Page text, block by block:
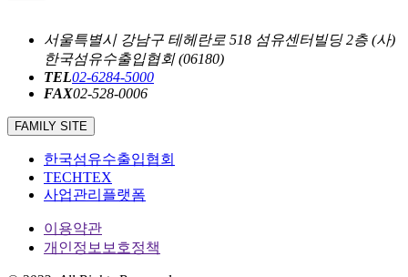
서울특별시 강남구 테헤란로 518 섬유센터빌딩 2층 (사)
한국섬유수출입협회 (06180)
TEL02-6284-5000
FAX02-528-0006
FAMILY SITE
한국섬유수출입협회
TECHTEX
사업관리플랫폼
이용약관
개인정보보호정책